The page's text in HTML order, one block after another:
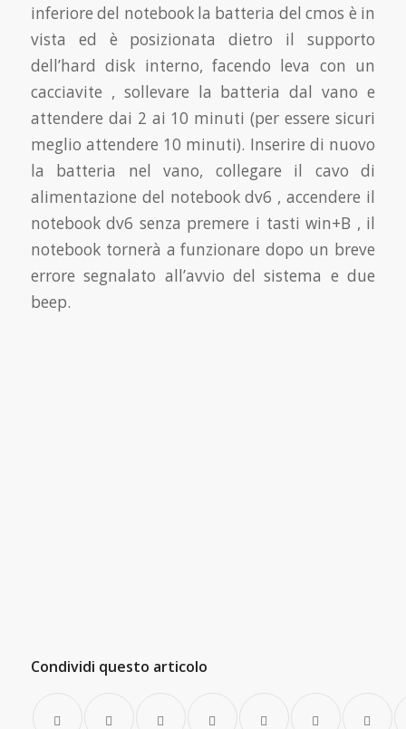
inferiore del notebook la batteria del cmos è in
vista ed è posizionata dietro il supporto
dell’hard disk interno, facendo leva con un
cacciavite , sollevare la batteria dal vano e
attendere dai 2 ai 10 minuti (per essere sicuri
meglio attendere 10 minuti). Inserire di nuovo
la batteria nel vano, collegare il cavo di
alimentazione del notebook dv6 , accendere il
notebook dv6 senza premere i tasti win+B , il
notebook tornerà a funzionare dopo un breve
errore segnalato all’avvio del sistema e due
beep.
Condividi questo articolo